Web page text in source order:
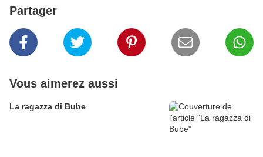
Partager
Vous aimerez aussi
La ragazza di Bube